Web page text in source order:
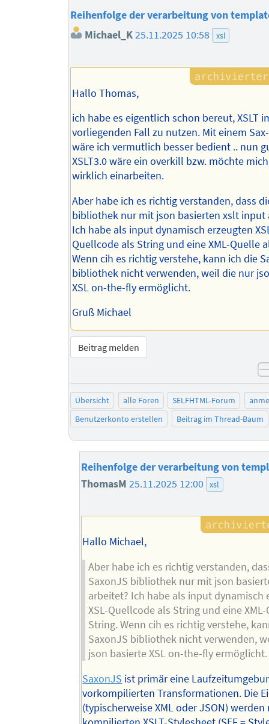
Reihenfolge der verarbeitung von
Michael_K25.11.2025 10:58 xsl
Hallo Thomas,
ich habe es eigentlich schon bereut, XSLT
vorliegenden Fall zu nutzen. Mit einem
wäre ich vermutlich besser bedient .. nun
XSLT3.0 wäre ein overkill bzw. möchte
wirklich einarbeiten.
Aber habe ich es richtig verstanden, dass
bibliothek nur mit json basierten xslt input
Ich habe als input dynamisch erzeugten
Quellcode als String und eine XML-Quelle
Wenn cih es richtig verstehe, kann ich die
bibliothek nicht verwenden, weil die nur
XSL on-the-fly ermöglicht.
Gruß Michael
Beitrag melden
Übersicht alle Foren SELFHTML-Forum
Benutzerkonto erstellen
Beitrag im Thread-Baum
Reihenfolge der verarbeitung von
ThomasM 25.11.2025 12:00 xsl
Hallo Michael,
Aber habe ich es richtig verstanden,
SaxonJS bibliothek nur mit json
arbeitet? Ich habe als input dynamisch
XSL-Quellcode als String und eine
String. Wenn cih es richtig verstehe,
SaxonJS bibliothek nicht verwenden,
json basierte XSL on-the-fly ermöglicht.
SaxonJS ist primär eine
vorkompilierten Transformationen. Die
(typischerweise XML oder JSON)